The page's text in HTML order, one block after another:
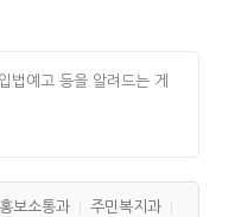
법예고 등을 알려드는 게
홍보소통과
주민복지과